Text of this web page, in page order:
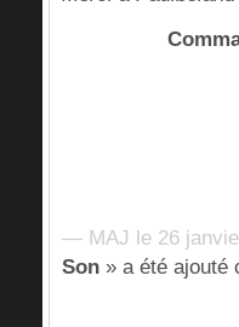
— MAJ le 26
Son » a été ajouté